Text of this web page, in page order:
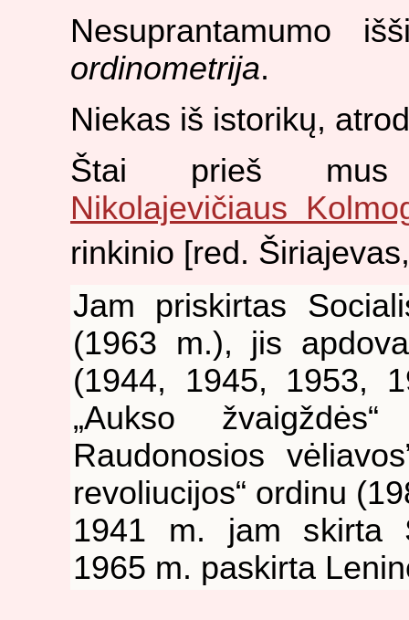
Nesuprantamumo
ordinometrija.
Niekas iš istorikų,
Štai prieš
Nikolajevičiaus
rinkinio [red.
Jam priskirtas
(1963 m.), jis
(1944, 1945, 1953,
„Aukso
Raudonosios
revoliucijos“ ordinu
1941 m. jam skirta
1965 m. paskirta